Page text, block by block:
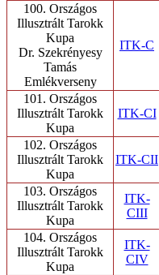
100. Országos
Illusztrált Tarokk
Kupa
Dr. Szekrényesy
Tamás
Emlékverseny
ITK-C
101. Országos
Illusztrált Tarokk
Kupa
ITK-CI
102. Országos
Illusztrált Tarokk
Kupa
ITK-CII
103. Országos
Illusztrált Tarokk
Kupa
ITK-
CIII
104. Országos
Illusztrált Tarokk
Kupa
ITK-
CIV